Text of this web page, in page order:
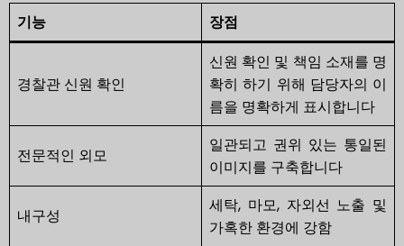
기능 장점
경찰관 신원 확인
신원 확인 및 책임 소재를 명
확히 하기 위해 담당자의 이
름을 명확하게 표시합니다
전문적인 외모
일관되고 권위 있는 통일된
이미지를 구축합니다
내구성
세탁, 마모, 자외선 노출 및
가혹한 환경에 강함